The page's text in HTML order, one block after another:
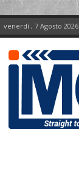
venerdì , 7 Agosto 2026